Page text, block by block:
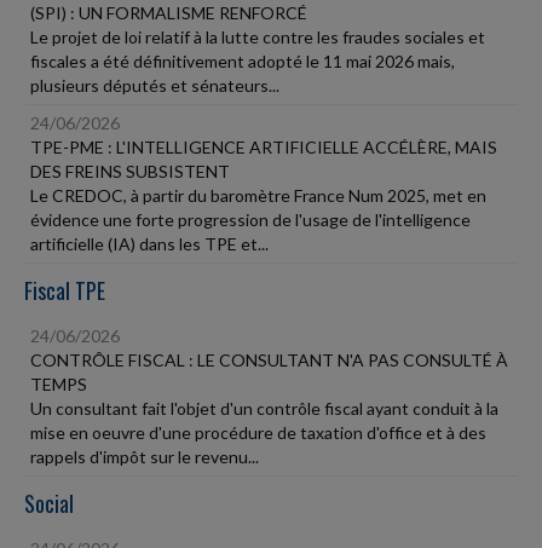
(SPI) : UN FORMALISME RENFORCÉ
Le projet de loi relatif à la lutte contre les fraudes sociales et
fiscales a été définitivement adopté le 11 mai 2026 mais,
plusieurs députés et sénateurs...
24/06/2026
TPE-PME : L'INTELLIGENCE ARTIFICIELLE ACCÉLÈRE, MAIS
DES FREINS SUBSISTENT
Le CREDOC, à partir du baromètre France Num 2025, met en
évidence une forte progression de l'usage de l'intelligence
artificielle (IA) dans les TPE et...
Fiscal TPE
24/06/2026
CONTRÔLE FISCAL : LE CONSULTANT N'A PAS CONSULTÉ À
TEMPS
Un consultant fait l'objet d'un contrôle fiscal ayant conduit à la
mise en oeuvre d'une procédure de taxation d'office et à des
rappels d'impôt sur le revenu...
Social